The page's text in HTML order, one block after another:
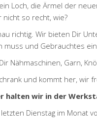
Loch, die Ärmel der
nicht so recht, wie?
richtig. Wir bieten Dir
muss und Gebrauchtes
Nähmaschinen, Garn,
und kommt her, wir
halten wir in der
Dienstag im Monat